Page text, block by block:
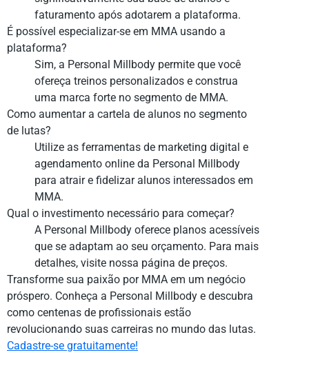
faturamento após adotarem a plataforma.
É possível especializar-se em MMA usando a
plataforma?
Sim, a Personal Millbody permite que você
ofereça treinos personalizados e construa
uma marca forte no segmento de MMA.
Como aumentar a cartela de alunos no segmento
de lutas?
Utilize as ferramentas de marketing digital e
agendamento online da Personal Millbody
para atrair e fidelizar alunos interessados em
MMA.
Qual o investimento necessário para começar?
A Personal Millbody oferece planos acessíveis
que se adaptam ao seu orçamento. Para mais
detalhes, visite nossa página de preços.
Transforme sua paixão por MMA em um negócio
próspero. Conheça a Personal Millbody e descubra
como centenas de profissionais estão
revolucionando suas carreiras no mundo das lutas.
Cadastre-se gratuitamente!